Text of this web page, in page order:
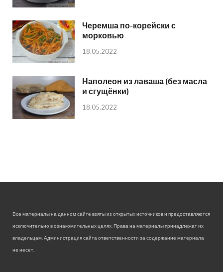
Черемша по-корейски с
морковью
18.05.2022
Наполеон из лаваша (без масла
и сгущёнки)
18.05.2022
Все материалы на данном сайте взяты из открытых источников и предоставляются
исключительно в ознакомительных целях. Права на материалы принадлежат их
владельцам. Администрация сайта ответственности за содержание материала
не несет.